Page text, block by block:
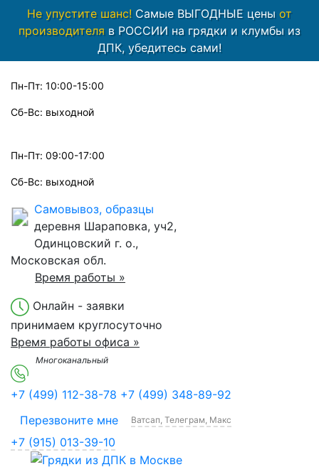
Не упустите шанс! Самые ВЫГОДНЫЕ цены от
производителяв РОССИИ на грядки и клумбы из
ДПК, убедитесь сами!
Пн-Пт: 10:00-15:00
Сб-Вс: выходной
Пн-Пт: 09:00-17:00
Сб-Вс: выходной
Самовывоз, образцы
деревня Шараповка, уч2,
Одинцовский г. о.,
Московская обл.
Время работы »
Онлайн - заявки
принимаем круглосуточно
Время работы офиса »
Многоканальный
+7 (499) 112-38-78 +7 (499) 348-89-92
Перезвоните мне
Ватсап, Телеграм, Макс
+7 (915) 013-39-10